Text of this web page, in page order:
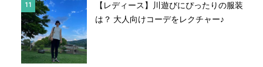
【レディース】川遊びにぴったりの服装
は？ 大人向けコーデをレクチャー♪